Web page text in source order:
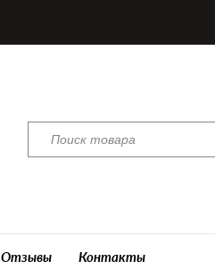
Отзывы Контакты